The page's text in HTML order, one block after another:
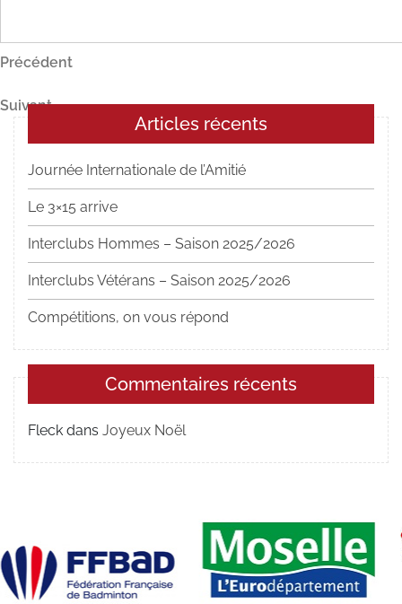
Navigation
l’article
Article
Précédent
Article
suivant
Suivant
Articles récents
Journée Internationale de l’Amitié
Le 3×15 arrive
Interclubs Hommes – Saison 2025/2026
Interclubs Vétérans – Saison 2025/2026
Compétitions, on vous répond
Commentaires récents
Fleck dans Joyeux Noël